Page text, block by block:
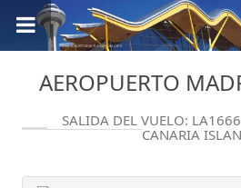
AEROPUERTO
SALIDA DEL VUELO:
CANARIA